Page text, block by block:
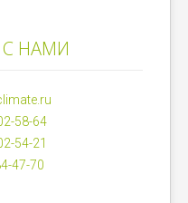
С НАМИ
58-64
54-21
47-70